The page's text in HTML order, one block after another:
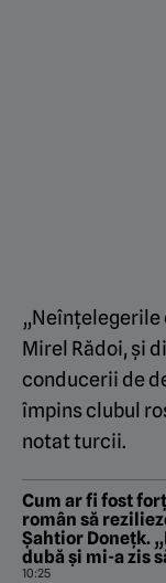
Mirel Rădoi, și
conducerii de
împins clubul
notat turcii.
Cum ar fi fost
român să
Șahtior Donețk.
dubă și mi-a zis
10:25